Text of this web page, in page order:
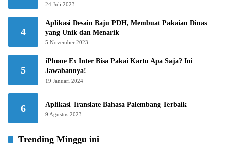
24 Juli 2023
4
Aplikasi Desain Baju PDH, Membuat Pakaian Dinas
yang Unik dan Menarik
5 November 2023
5
iPhone Ex Inter Bisa Pakai Kartu Apa Saja? Ini
Jawabannya!
19 Januari 2024
6 Aplikasi Translate Bahasa Palembang Terbaik
9 Agustus 2023
Trending Minggu ini